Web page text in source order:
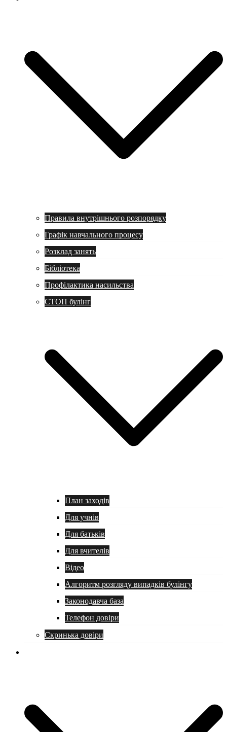
Правила внутрішнього розпорядку
Графік навчального процесу
Розклад занять
Бібліотека
Профілактика насильства
СТОП булінг
План заходів
Для учнів
Для батьків
Для вчителів
Відео
Алгоритм розгляду випадків булінгу
Законодавча база
Телефон довіри
Скринька довіри